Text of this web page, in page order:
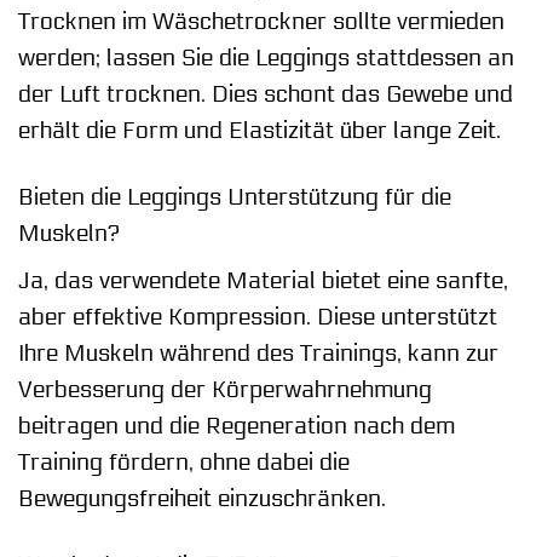
Trocknen im Wäschetrockner sollte vermieden
werden; lassen Sie die Leggings stattdessen an
der Luft trocknen. Dies schont das Gewebe und
erhält die Form und Elastizität über lange Zeit.
Bieten die Leggings Unterstützung für die
Muskeln?
Ja, das verwendete Material bietet eine sanfte,
aber effektive Kompression. Diese unterstützt
Ihre Muskeln während des Trainings, kann zur
Verbesserung der Körperwahrnehmung
beitragen und die Regeneration nach dem
Training fördern, ohne dabei die
Bewegungsfreiheit einzuschränken.